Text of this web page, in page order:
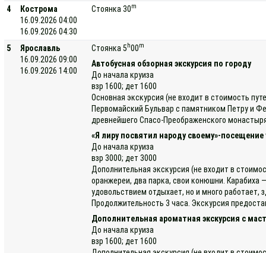
4
Кострома
16.09.2026 04:00
16.09.2026 04:30
Стоянка 30m
5
Ярославль
16.09.2026 09:00
16.09.2026 14:00
Стоянка 5 h00m
Автобусная обзорная экскурсия по городу
До начала круиза
взр 1600; дет 1600
Основная экскурсия (не входит в стоимость
Первомайский Бульвар с памятником Петру и
древнейшего Спасо-Преображенского
«Я лиру посвятил народу своему»-
До начала круиза
взр 3000; дет 3000
Дополнительная экскурсия (не входит в
оранжереи, два парка, свои конюшни. Карабиха
удовольствием отдыхает, но и много
Продолжительность 3 часа. Экскурсия
Дополнительная ароматная экскурсия с
До начала круиза
взр 1600; дет 1600